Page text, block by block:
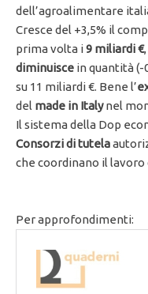
dell’agroalimentare
Cresce del +3,5% il
prima volta i9 miliardi €
diminuisce in quantità (-
su 11 miliardi €. Bene l’
del made in Italynel
Il sistema della Dop
Consorzi di tutela
che coordinano il lavoro
Per approfondimenti: